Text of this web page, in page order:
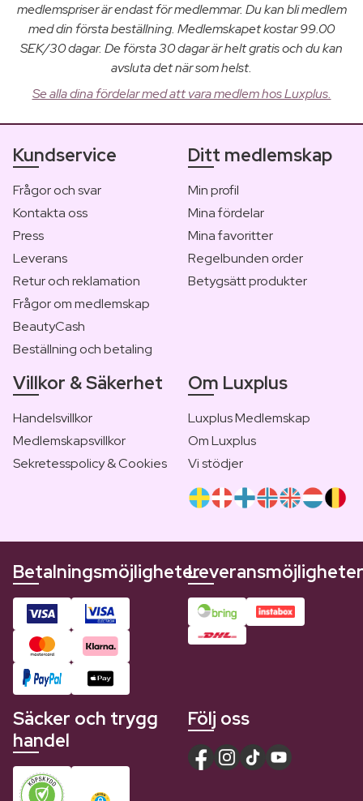
medlemspriser är endast för medlemmar. Du kan bli medlem
med din första beställning. Medlemskapet kostar 99.00
SEK/30 dagar. De första 30 dagar är helt gratis och du kan
avsluta det när som helst.
Se alla dina fördelar med att vara medlem hos Luxplus.
Kundservice
Frågor och svar
Kontakta oss
Press
Leverans
Retur och reklamation
Frågor om medlemskap
BeautyCash
Beställning och betaling
Ditt medlemskap
Min profil
Mina fördelar
Mina favoritter
Regelbunden order
Betygsätt produkter
Villkor & Säkerhet
Handelsvillkor
Medlemskapsvillkor
Sekretesspolicy & Cookies
Om Luxplus
Luxplus Medlemskap
Om Luxplus
Vi stödjer
BetalningsmöjligheterLeveransmöjligheter
Säcker och trygg
handel
Följ oss